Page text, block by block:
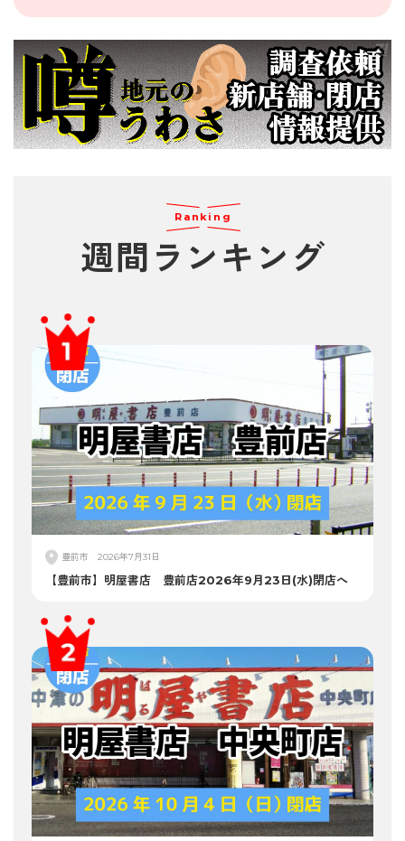
Ranking
週間 ランキング
豊前市 2026年7月31日
【豊前市】明屋書店 豊前店2026年9月23日(水)閉店へ